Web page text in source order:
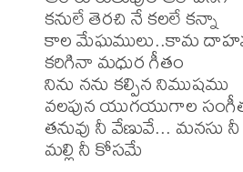
కనులే తెరచి నే కలలే కన్నా
కాల మేఘములు..కామ
కరిగినా మధుర గీతం
నిను నను కల్పిన నిముషము
వలపున యుగయుగాల
తనువు నీ వేణువే... మనసు
మల్లి నీ కోసమే